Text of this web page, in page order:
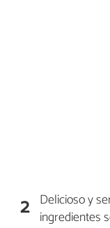
2 Delicioso y
ingredientes